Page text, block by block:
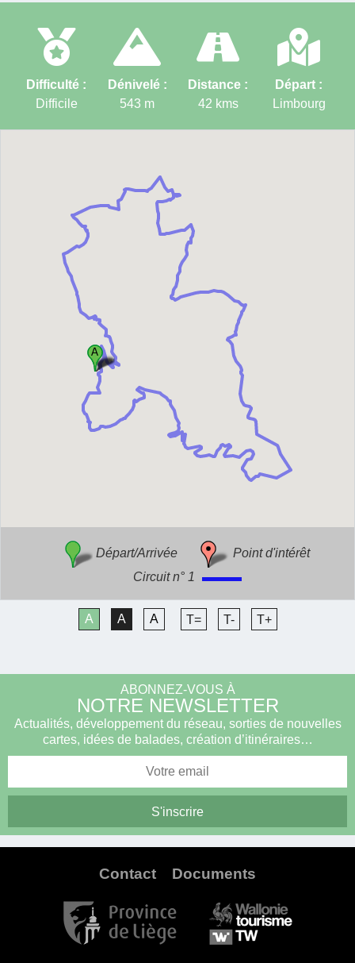
Départ/Arrivée
Point d'intérêt
Circuit n° 1
Difficulté :
Difficile
Dénivelé :
543 m
Distance :
42 kms
Départ :
Limbourg
A A A T= T- T+
ABONNEZ-VOUS À
NOTRE NEWSLETTER
Actualités, développement du réseau, sorties de nouvelles
cartes, idées de balades, création d’itinéraires…
Contact Documents